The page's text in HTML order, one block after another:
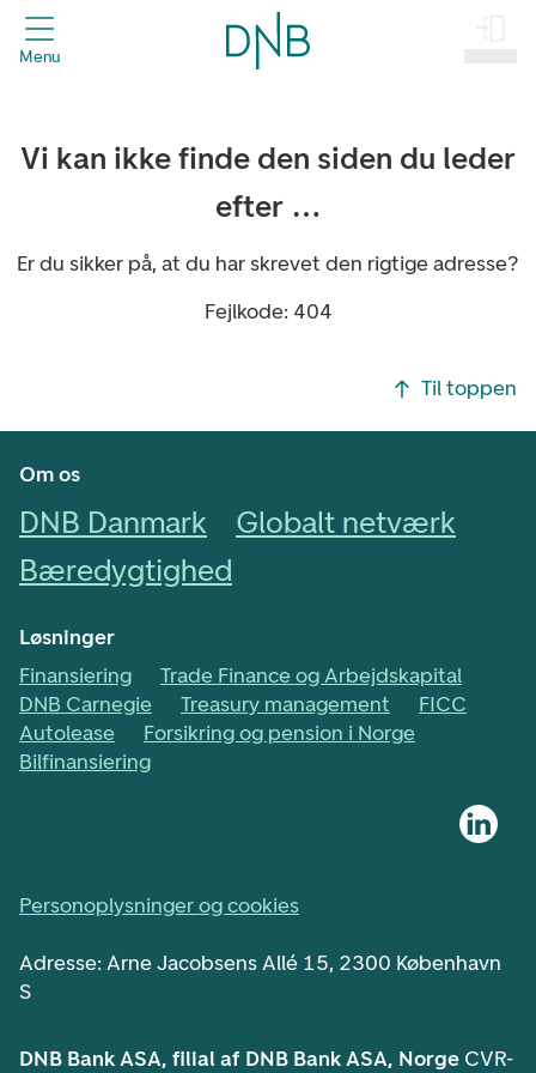
header.title
Menu
Vi kan ikke finde den siden du leder
efter …
Er du sikker på, at du har skrevet den rigtige adresse?
Fejlkode: 404
Til toppen
Om os
DNB Danmark
Globalt netværk
Bæredygtighed
Løsninger
Finansiering
Trade Finance og Arbejdskapital
DNB Carnegie
Treasury management
FICC
Autolease
Forsikring og pension i Norge
Bilfinansiering
Personoplysninger og cookies
Adresse: Arne Jacobsens Allé 15, 2300 København
S
DNB Bank ASA, filial af DNB Bank ASA, Norge CVR-